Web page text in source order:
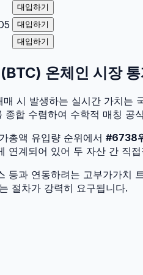
대입하기
대입하기
대입하기
(BTC) 온체인 시장
매 시 발생하는 실시간 가치
합 수렴하여 수학적 매칭 공
총액 유입량 순위에서 #6738
연계되어 있어 두 자산 간 직
등과 연동하려는 고부가가
절차가 강력히 요구됩니다.